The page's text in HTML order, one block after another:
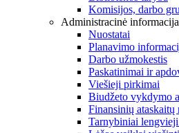
Komisijos, darbo
Administracinė informacija
Nuostatai
Planavimo
Darbo užmokestis
Paskatinimai ir
Viešieji pirkimai
Biudžeto vykdymo
Finansinių ataskaitų
Tarnybiniai